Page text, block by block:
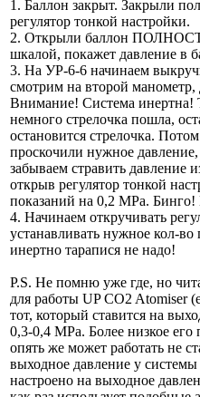
1. Баллон закрыт. Закрыли
регулятор тонкой настройки.
2. Открыли баллон
шкалой, покажет давление в
3. На УР-6-6 начинаем
смотрим на второй
Внимание! Система инертна!
немного стрелочка пошла,
остановится стрелочка.
проскочили нужное
забываем стравить давление
открыв регулятор тонкой
показаний на 0,2 МРа.
4. Начинаем откручивать
устанавливать нужное кол-
инертно тарапися не надо!
P.S. Не помню уже где, но
для работы UP CO2 Atomiser
тот, который ставится на
0,3-0,4 МРа. Более низкое его
опять же может работать не
выходное давление у
настроено на выходное